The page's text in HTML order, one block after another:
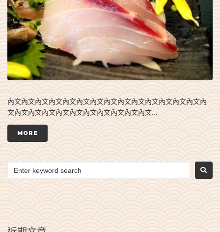
內文內文內文內文內文內文內文內文內文內文內文內文內文內文內
文內文內文內文內文內文內文內文內文內文內文...
MORE